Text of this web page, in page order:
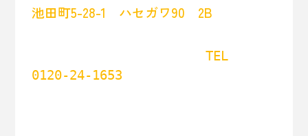
池田町5-28-1 ハセガワ90 2B
                       TEL
0120-24-1653